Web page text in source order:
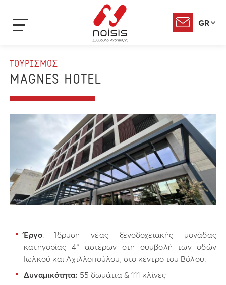
GR
ΤΟΥΡΙΣΜΟΣ
MAGNES HOTEL
Έργο: Ίδρυση νέας ξενοδοχειακής μονάδας
κατηγορίας 4* αστέρων στη συμβολή των οδών
Ιωλκού και Αχιλλοπούλου, στο κέντρο του Βόλου.
Δυναμικότητα: 55 δωμάτια & 111 κλίνες